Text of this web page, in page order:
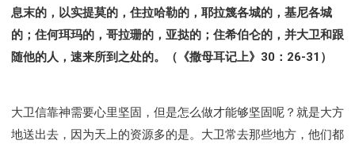
息末的，以实提莫的，住拉哈勒的，耶拉篾各城的，基尼各城
的；住何珥玛的，哥拉珊的，亚挞的；住希伯仑的，并大卫和跟
随他的人，速来所到之处的。（《撒母耳记上》30：26-31）
大卫信靠神需要心里坚固，但是怎么做才能够坚固呢？就是大方
地送出去，因为天上的资源多的是。大卫常去那些地方，他们都